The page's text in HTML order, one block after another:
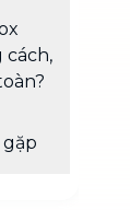
cách,